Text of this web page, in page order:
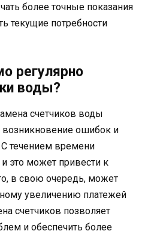
более точные показания
текущие потребности
регулярно
воды?
счетчиков воды
возникновение ошибок и
течением времени
это может привести к
в свою очередь, может
увеличению платежей
счетчиков позволяет
и обеспечить более